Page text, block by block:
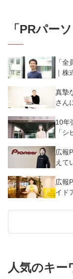
「 PRパー
「
｜株
真摯
さん
10年
「シ
広報
えて
広報
イド
人気のキー